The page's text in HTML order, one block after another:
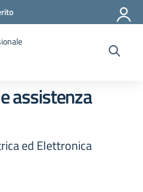
assistenza
ed Elettronica